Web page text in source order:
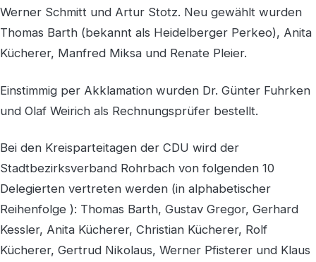
Werner Schmitt und Artur Stotz. Neu gewählt wurden
Thomas Barth (bekannt als Heidelberger Perkeo), Anita
Kücherer, Manfred Miksa und Renate Pleier.
Einstimmig per Akklamation wurden Dr. Günter Fuhrken
und Olaf Weirich als Rechnungsprüfer bestellt.
Bei den Kreisparteitagen der CDU wird der
Stadtbezirksverband Rohrbach von folgenden 10
Delegierten vertreten werden (in alphabetischer
Reihenfolge ): Thomas Barth, Gustav Gregor, Gerhard
Kessler, Anita Kücherer, Christian Kücherer, Rolf
Kücherer, Gertrud Nikolaus, Werner Pfisterer und Klaus